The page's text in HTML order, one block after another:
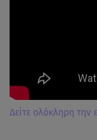
Δείτε ολόκληρη